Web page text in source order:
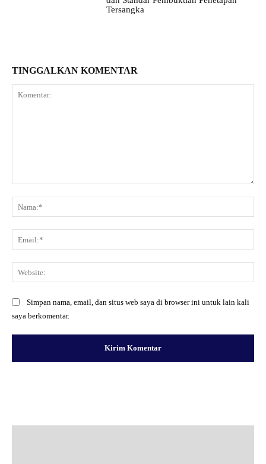
Tersangka
TINGGALKAN KOMENTAR
Simpan nama, email, dan situs web saya di browser ini untuk lain kali
saya berkomentar.